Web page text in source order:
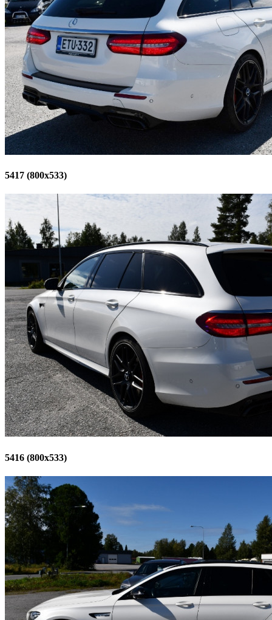
5417 (800x533)
5416 (800x533)